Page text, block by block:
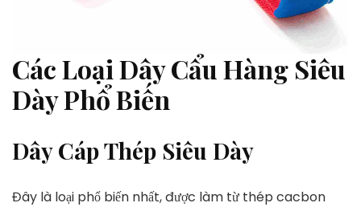
Các Loại Dây Cẩu Hàng Siêu
Dày Phổ Biến
Dây Cáp Thép Siêu Dày
Đây là loại phổ biến nhất, được làm từ thép cacbon